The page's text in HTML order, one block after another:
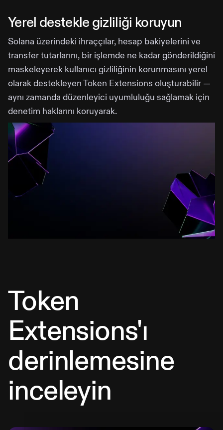
Yerel destekle gizliliği koruyun
Solana üzerindeki ihraççılar, hesap bakiyelerini ve
transfer tutarlarını, bir işlemde ne kadar gönderildiğini
maskeleyerek kullanıcı gizliliğinin korunmasını yerel
olarak destekleyen Token Extensions oluşturabilir —
aynı zamanda düzenleyici uyumluluğu sağlamak için
denetim haklarını koruyarak.
Token
Extensions'ı
derinlemesine
inceleyin